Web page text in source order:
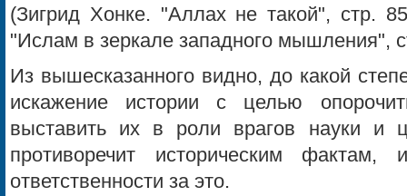
(Зигрид Хонке. "Аллах не такой", стр.
"Ислам в зеркале западного мышления",
Из вышесказанного видно, до какой
искажение истории с целью
выставить их в роли врагов науки и
противоречит историческим
ответственности за это.